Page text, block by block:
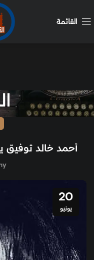
القائمة
أحمد خالد توفيق
20
يونيو